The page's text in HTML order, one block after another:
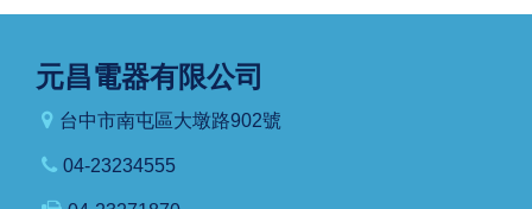
元昌電器有限公司
台中市南屯區大墩路902號
04-23234555